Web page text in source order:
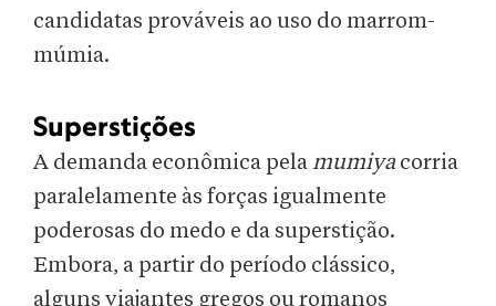
candidatas prováveis ao uso do marrom-
múmia.
Superstições
A demanda econômica pela mumiya corria
paralelamente às forças igualmente
poderosas do medo e da superstição.
Embora, a partir do período clássico,
alguns viajantes gregos ou romanos